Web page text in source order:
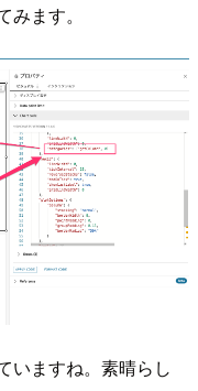
ます。
いますね。素晴らし